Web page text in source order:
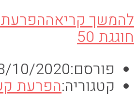
להמשך קריאה
חוגגת 50
פורסם:10/2020
קטגוריה:הפרעת